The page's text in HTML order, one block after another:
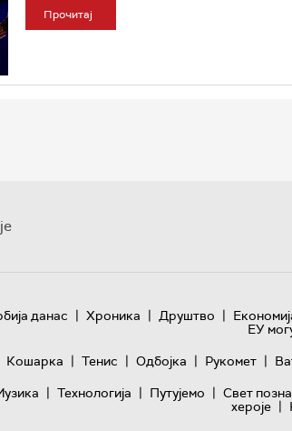
Прочитај
данас | Хроника | Друштво |
ЕУ
Кошарка | Тенис | Одбојка | Рукомет |
| Технологијa | Путујемо | Свет
хероје |